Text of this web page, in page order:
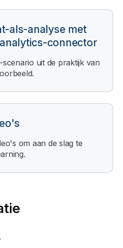
als-analyse met
connector
uit de praktijk van
om aan de slag te